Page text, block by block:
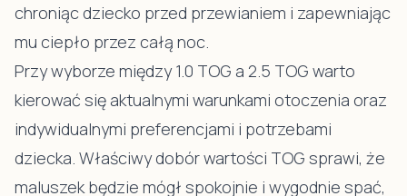
chroniąc dziecko przed przewianiem i zapewniając
mu ciepło przez całą noc.
Przy wyborze między 1.0 TOG a 2.5 TOG warto
kierować się aktualnymi warunkami otoczenia oraz
indywidualnymi preferencjami i potrzebami
dziecka. Właściwy dobór wartości TOG sprawi, że
maluszek będzie mógł spokojnie i wygodnie spać,